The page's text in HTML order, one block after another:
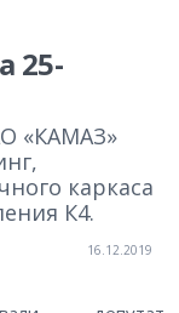
25-
«КАМАЗ»
каркаса
К4.
16.12.2019